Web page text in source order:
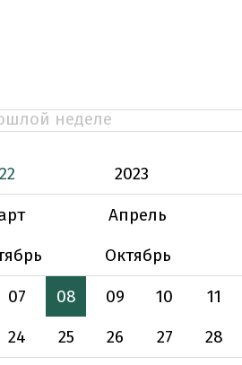
неделе
2023
Апрель
Октябрь
07 08 09 10 11
24 25 26 27 28